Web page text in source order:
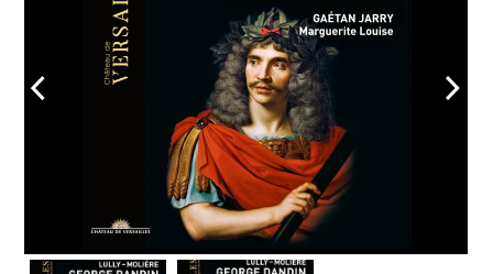
arrow_back_ios arrow_forward_ios